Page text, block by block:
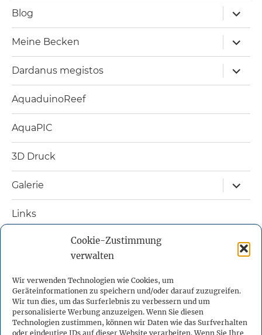
Cookie-Zustimmung
verwalten
Wir verwenden Technologien wie Cookies, um
Geräteinformationen zu speichern und/oder darauf zuzugreifen.
Wir tun dies, um das Surferlebnis zu verbessern und um
personalisierte Werbung anzuzeigen. Wenn Sie diesen
Technologien zustimmen, können wir Daten wie das Surfverhalten
oder eindeutige IDs auf dieser Website verarbeiten. Wenn Sie Ihre
Blog
öffnen
Meine Becken
öffnen
Dardanus megistos
öffnen
AquaduinoReef
AquaPIC
3D Druck
Galerie
öffnen
Links
Nützliche Bücher
Impressum
Datenschutzerklärung